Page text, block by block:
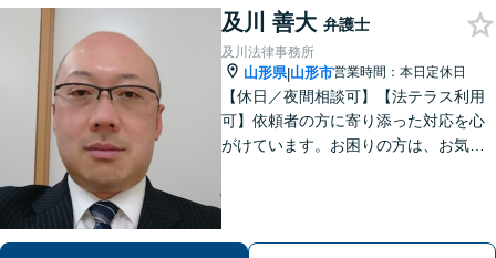
及川 善大 弁護士
及川法律事務所
山形県|山形市営業時間：本日定休日
【休日／夜間相談可】【法テラス利用
可】依頼者の方に寄り添った対応を心
がけています。お困りの方は、お気軽